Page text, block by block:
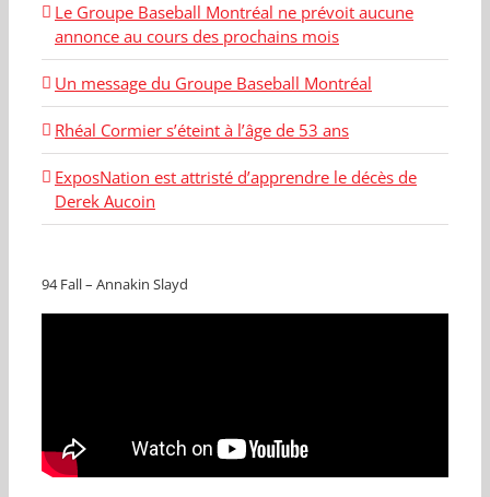
Le Groupe Baseball Montréal ne prévoit aucune
annonce au cours des prochains mois
Un message du Groupe Baseball Montréal
Rhéal Cormier s’éteint à l’âge de 53 ans
ExposNation est attristé d’apprendre le décès de
Derek Aucoin
94 Fall – Annakin Slayd